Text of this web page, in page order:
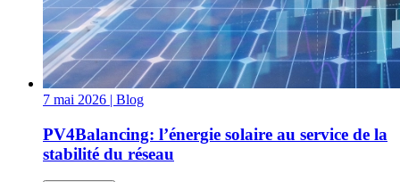
7 mai 2026 | Blog
PV4Balancing: l’énergie solaire au service de la
stabilité du réseau